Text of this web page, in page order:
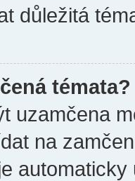
důležitá
témata?
uzamčena
na